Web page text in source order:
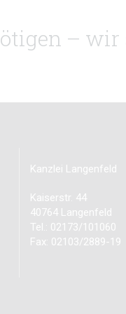
– wir
Kanzlei Langenfeld
Kaiserstr. 44
40764 Langenfeld
Tel.: 02173/101060
Fax: 02103/2889-19